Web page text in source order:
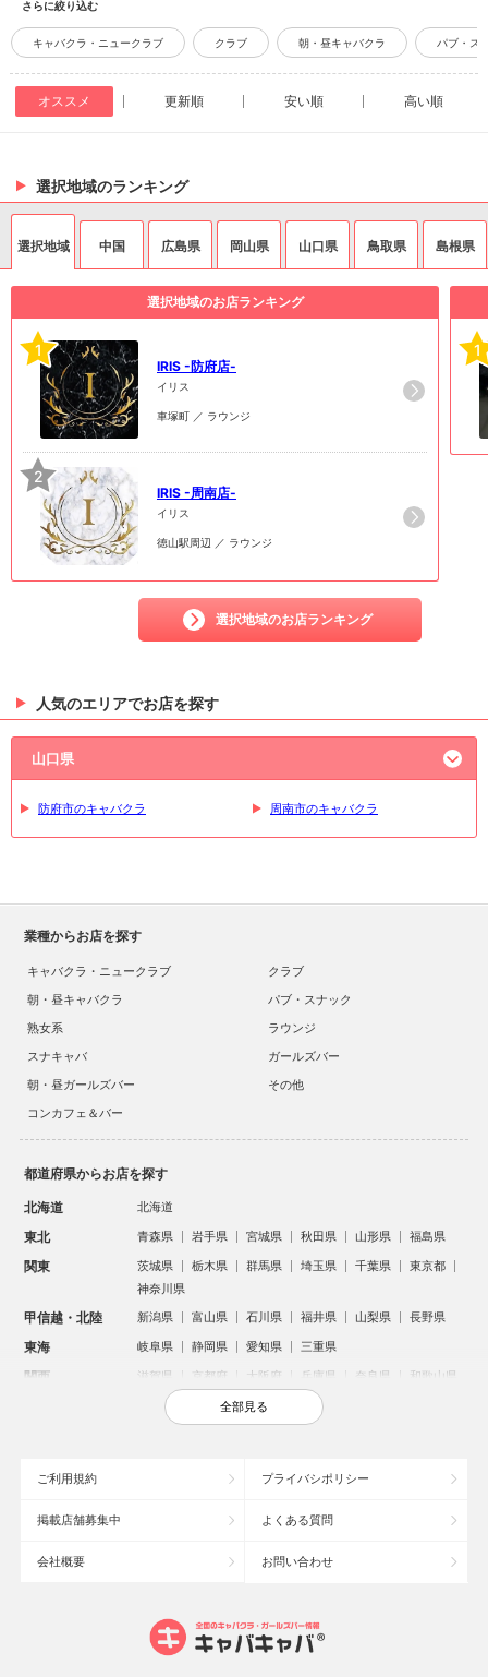
さらに絞り込む
キャバクラ・ニュークラブ クラブ 朝・昼キャバクラ パブ・ス
オススメ 更新順 安い順 高い順
選択地域のランキング
選択地域 中国 広島県 岡山県 山口県 鳥取県 島根県
選択地域のお店ランキング
1
IRIS -防府店-
イリス
車塚町 ／ ラウンジ
2
IRIS -周南店-
イリス
徳山駅周辺 ／ ラウンジ
選択地域のお店ランキング
1
人気のエリアでお店を探す
山口県
防府市のキャバクラ 周南市のキャバクラ
業種からお店を探す
キャバクラ・ニュークラブ
クラブ
朝・昼キャバクラ
パブ・スナック
熟女系
ラウンジ
スナキャバ
ガールズバー
朝・昼ガールズバー
その他
コンカフェ＆バー
都道府県からお店を探す
北海道 北海道
東北 青森県 岩手県 宮城県 秋田県 山形県 福島県
関東 茨城県 栃木県 群馬県 埼玉県 千葉県
東京都
神奈川県
甲信越・北陸 新潟県 富山県 石川県 福井県 山梨県 長野県
東海 岐阜県 静岡県 愛知県 三重県
関西 滋賀県 京都府 大阪府 兵庫県 奈良県 和歌山県
鳥取県 島根県 岡山県 広島県
沖縄県
大宮のキャバクラ
六本木のキャバクラ
池袋駅（西口）のキャバクラ
全部見る
ご利用規約 プライバシポリシー
掲載店舗募集中 よくある質問
会社概要 お問い合わせ